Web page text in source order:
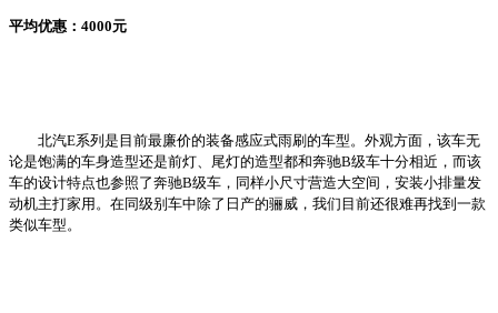
平均优惠：4000元
北汽E系列是目前最廉价的装备感应式雨刷的车型。外观方面，该车无
论是饱满的车身造型还是前灯、尾灯的造型都和奔驰B级车十分相近，而该
车的设计特点也参照了奔驰B级车，同样小尺寸营造大空间，安装小排量发
动机主打家用。在同级别车中除了日产的骊威，我们目前还很难再找到一款
类似车型。